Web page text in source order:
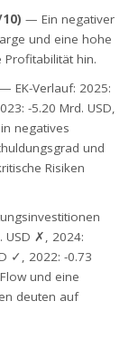
— Ein negativer
und eine hohe
Profitabilität hin.
— EK-Verlauf: 2025:
-5.20 Mrd. USD,
negatives
und
Risiken
USD ✗, 2024:
✓, 2022: -0.73
und eine
deuten auf